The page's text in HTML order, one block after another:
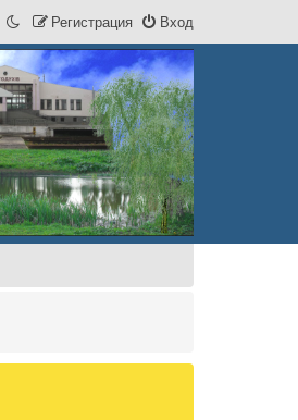
Вход
Регистрация